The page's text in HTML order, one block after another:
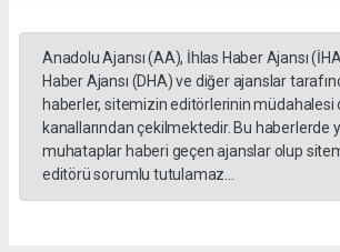
Anadolu Ajansı (AA), İhlas Haber Ajansı
Haber Ajansı (DHA) ve diğer ajanslar
haberler, sitemizin editörlerinin müdahalesi
kanallarından çekilmektedir. Bu haberlerde
muhataplar haberi geçen ajanslar olup
editörü sorumlu tutulamaz...